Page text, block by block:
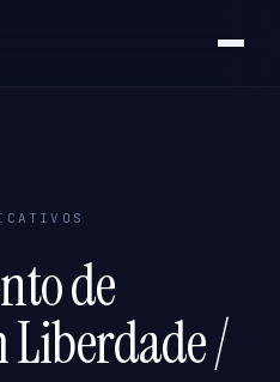
de
Liberdade /